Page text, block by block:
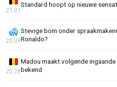
Standard hoopt op nieuwe
21:01
Stevige bom onder
Ronaldo?
20:39
Madou maakt volgende
bekend
20:28